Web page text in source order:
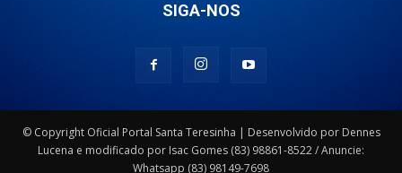
SIGA-NOS
© Copyright Oficial Portal Santa Teresinha | Desenvolvido por Dennes
Lucena e modificado por Isac Gomes (83) 98861-8522 / Anuncie:
Whatsapp (83) 98149-7698